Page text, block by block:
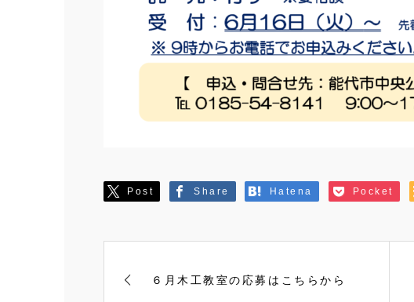
Post Share Hatena Pocket
６月木工教室の応募はこちらから